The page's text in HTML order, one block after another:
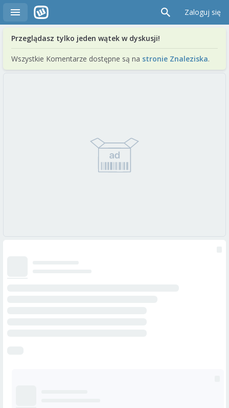
Zaloguj się
Przeglądasz tylko jeden wątek w dyskusji!
Wszystkie Komentarze dostępne są na stronie Znaleziska.